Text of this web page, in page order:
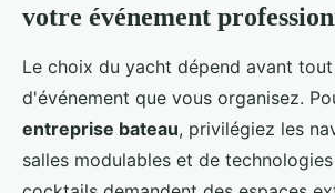
votre événement
Le choix du yacht dépend avant
d'événement que vous organisez.
entreprise bateau, privilégiez les
salles modulables et de